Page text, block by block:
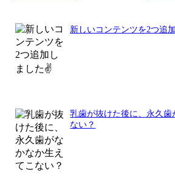
新しいコンテンツを2つ追
乳歯が抜けた後に、永久歯
ない？